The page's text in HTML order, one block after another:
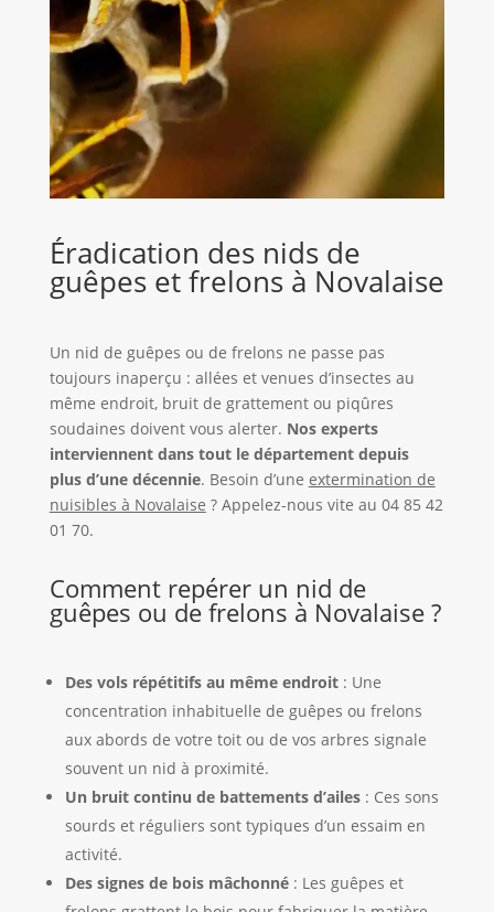
Éradication des nids de
guêpes et frelons à Novalaise
Un nid de guêpes ou de frelons ne passe pas
toujours inaperçu : allées et venues d’insectes au
même endroit, bruit de grattement ou piqûres
soudaines doivent vous alerter. Nos experts
interviennent dans tout le département depuis
plus d’une décennie. Besoin d’une extermination de
nuisibles à Novalaise ? Appelez-nous vite au 04 85 42
01 70.
Comment repérer un nid de
guêpes ou de frelons à Novalaise ?
Des vols répétitifs au même endroit: Une
concentration inhabituelle de guêpes ou frelons
aux abords de votre toit ou de vos arbres signale
souvent un nid à proximité.
Un bruit continu de battements d’ailes: Ces sons
sourds et réguliers sont typiques d’un essaim en
activité.
Des signes de bois mâchonné: Les guêpes et